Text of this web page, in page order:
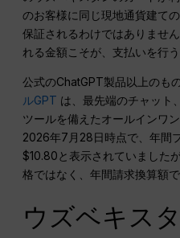
のお客様に同じ現地通貨建て
保証されるわけではありませ
れる金額こそが、支払いを行
公式のChatGPT製品以上のも
ルGPT は、最先端のチャット
ツールを備えたオールインワ
2026年7月28日時点で、年間
$10.80と表示されていました
格ではなく、年間請求換算額
ウズベキス